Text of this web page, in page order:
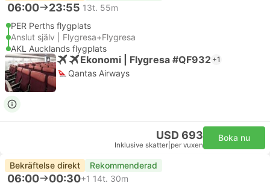
06:00 23:55 13t. 55m
PER Perths flygplats
Anslut själv | Flygresa+Flygresa
AKL Aucklands flygplats
Ekonomi | Flygresa #QF932 +1
Qantas Airways
USD 693
Inklusive skatter per vuxen
Boka nu
Bekräftelse direkt Rekommenderad
06:00 00:30+1 14t. 30m